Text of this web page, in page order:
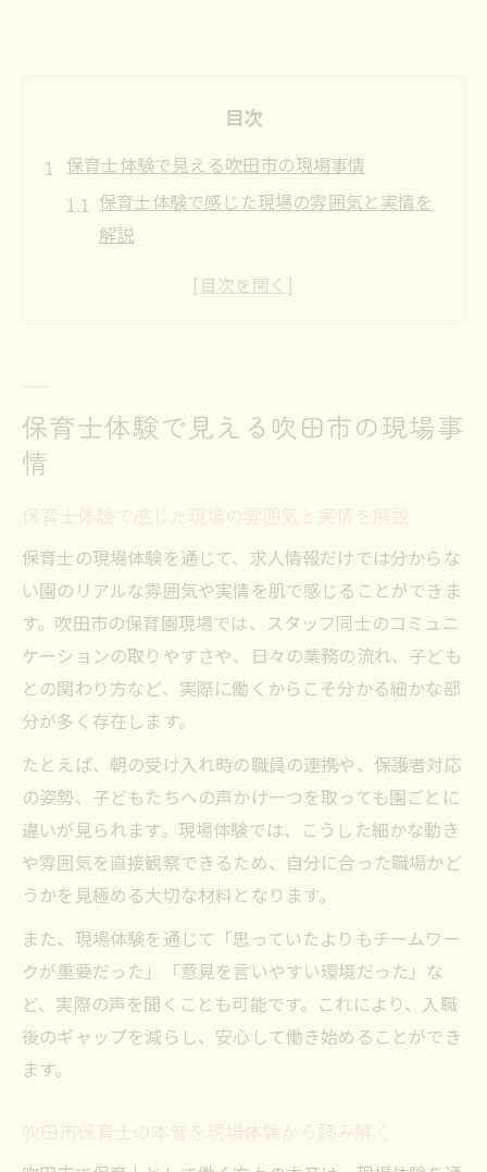
目次
保育士体験で見える吹田市の現場事情
保育士体験で感じた現場の雰囲気と実情を
解説
吹田市保育士の本音を現場体験から読み解
保育士体験から知る園ごとの制度と特徴
吹田市の保育士体験で分かる働きやすさの
現場体験が導く保育士職場選びの極意
保育士体験を活かした職場選びのコツと注
意点
現場体験から見える保育士の適性と求めら
れる姿
保育士体験で職場を見極めるための決め手
とは
保育士体験が教える理想の職場環境の特徴
現場体験から得る保育士の人間関係対策法
吹田市で保育士に向いている人の特徴とは
保育士体験から見た向いている人の共通点
現場体験で分かる保育士に求められる資質
職場体験を通じて保育士適性を自己判断す
る
保育士体験で判明する向いていない人の特
徴
づき
保育士体験で見える吹田市の現場事
情
保育士体験で感じた現場の雰囲気と実情を解説
保育士の現場体験を通じて、求人情報だけでは分からな
い園のリアルな雰囲気や実情を肌で感じることができま
す。吹田市の保育園現場では、スタッフ同士のコミュニ
ケーションの取りやすさや、日々の業務の流れ、子ども
との関わり方など、実際に働くからこそ分かる細かな部
分が多く存在します。
たとえば、朝の受け入れ時の職員の連携や、保護者対応
の姿勢、子どもたちへの声かけ一つを取っても園ごとに
違いが見られます。現場体験では、こうした細かな動き
や雰囲気を直接観察できるため、自分に合った職場かど
うかを見極める大切な材料となります。
また、現場体験を通じて「思っていたよりもチームワー
クが重要だった」「意見を言いやすい環境だった」な
ど、実際の声を聞くことも可能です。これにより、入職
後のギャップを減らし、安心して働き始めることができ
ます。
吹田市保育士の本音を現場体験から読み解く